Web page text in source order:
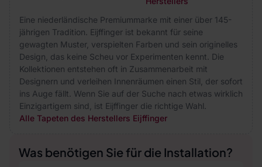
Eine niederländische Premiummarke mit einer über 145-
jährigen Tradition. Eijffinger ist bekannt für seine
gewagten Muster, verspielten Farben und sein originelles
Design, das keine Scheu vor Experimenten kennt. Die
Kollektionen entstehen oft in Zusammenarbeit mit
Designern und verleihen Innenräumen einen Stil, der sofort
ins Auge fällt. Wenn Sie auf der Suche nach etwas wirklich
Einzigartigem sind, ist Eijffinger die richtige Wahl.
Alle Tapeten des Herstellers Eijffinger
Was benötigen Sie für die Installation?